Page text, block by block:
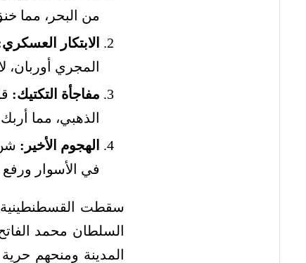
من البحر، مما
الابتكار
المجري أوربان،
مفاجأة التكتيك:
الذهبي، مما
الهجوم الأخير:
في الأسوار ورفع
السلطان محمد
المدينة ومنحهم